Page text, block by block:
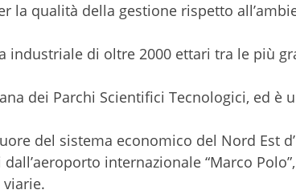
la qualità della gestione rispetto
industriale di oltre 2000 ettari tra le più
dei Parchi Scientifici Tecnologici, ed è
del sistema economico del Nord Est
internazionale “Marco